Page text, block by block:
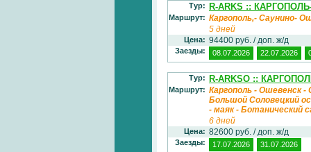
Тур: R-ARKS ::
Маршрут: Каргополь,- Саунино-
5 дней
Цена: 94400 руб. / доп. ж/д
Заезды: 08.07.2026 22.07.2026
Тур: R-ARKSO ::
Маршрут: Каргополь - Ошевенск -
Большой Соловецкий
- маяк - Ботанический
6 дней
Цена: 82600 руб. / доп. ж/д
Заезды: 17.07.2026 31.07.2026